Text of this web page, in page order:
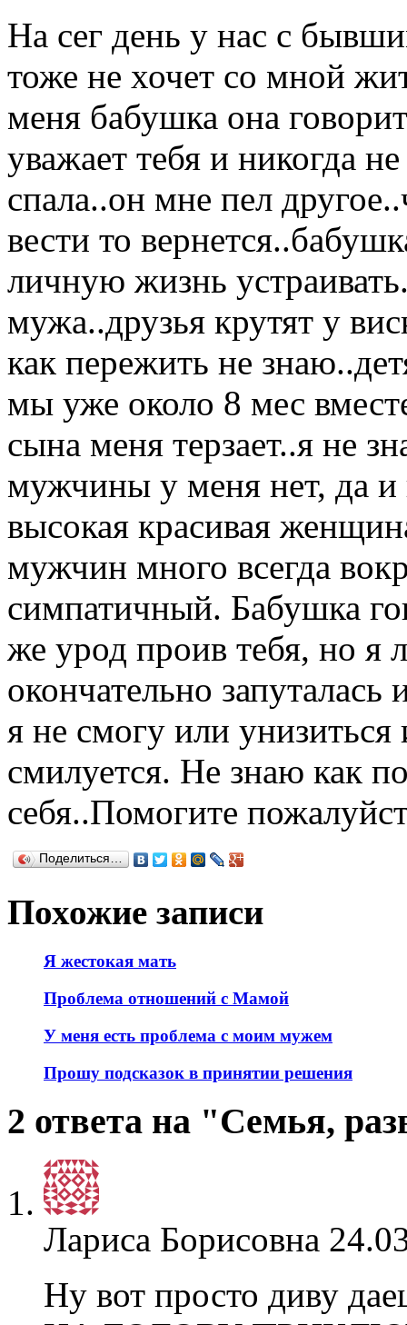
На сег день у нас с
тоже не хочет со мной
меня бабушка она
уважает тебя и никогда
спала..он мне пел
вести то
личную жизнь
мужа..друзья крутят у
как пережить не
мы уже около 8 мес
сына меня терзает..я не
мужчины у меня нет, да и
высокая красивая
мужчин много всегда
симпатичный. Бабушка
же урод проив тебя, но я
окончательно
я не смогу или
смилуется. Не знаю как
себя..Помогите
Поделиться…
Похожие записи
Я жестокая мать
Проблема отношений с Мамой
У меня есть проблема с моим мужем
Прошу подсказок в принятии решения
2 ответа на "Семья,
Лариса Борисовна
Ну вот просто диву